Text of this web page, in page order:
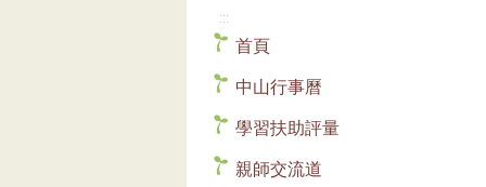
:::
首頁
中山行事曆
學習扶助評量
親師交流道